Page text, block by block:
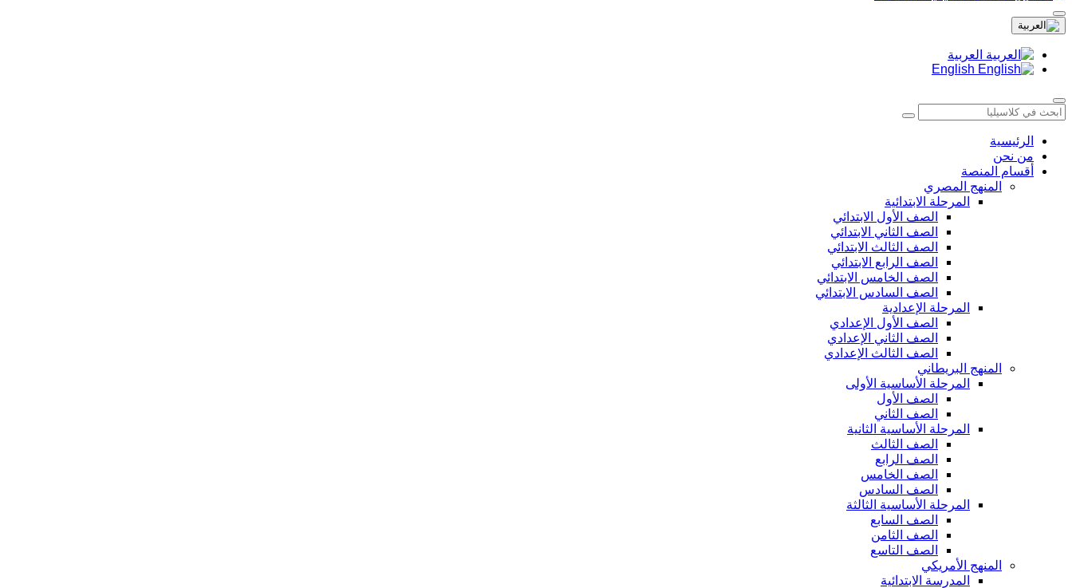
العربية
الرئيسية
من نحن
أقسام المنصة
المنهج المصري
المرحلة الابتدائية
الصف الأول الابتدائي
الصف الثاني الابتدائي
الصف الثالث الابتدائي
الصف الرابع الابتدائي
الصف الخامس الابتدائي
الصف السادس الابتدائي
المرحلة الإعدادية
الصف الأول الإعدادي
الصف الثاني الإعدادي
الصف الثالث الإعدادي
المنهج البريطاني
المرحلة الأساسية الأولى
الصف الأول
الصف الثاني
المرحلة الأساسية الثانية
الصف الثالث
الصف الرابع
الصف الخامس
الصف السادس
المرحلة الأساسية الثالثة
الصف السابع
الصف الثامن
الصف التاسع
المنهج الأمريكي
المدرسة الابتدائية